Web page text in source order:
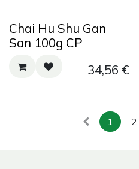
Chai Hu Shu Gan
San 100g CP
34,56 €
1 2